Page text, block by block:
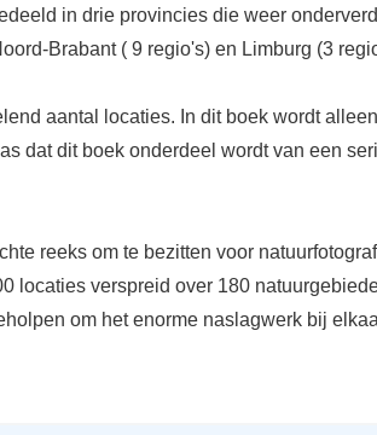
in drie provincies die weer
Brabant ( 9 regio's) en Limburg (3
aantal locaties. In dit boek wordt
dat dit boek onderdeel wordt van een
reeks om te bezitten voor
locaties verspreid over 180
om het enorme naslagwerk bij